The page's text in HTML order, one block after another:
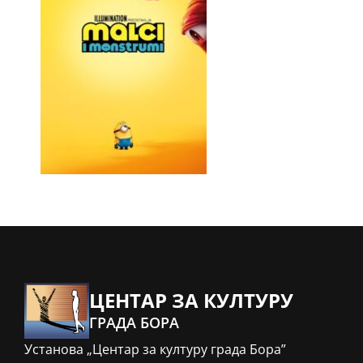
ЦЕНТАР ЗА КУЛТУРУ
ГРАДА БОРА
Установа „Центар за културу града Бора”